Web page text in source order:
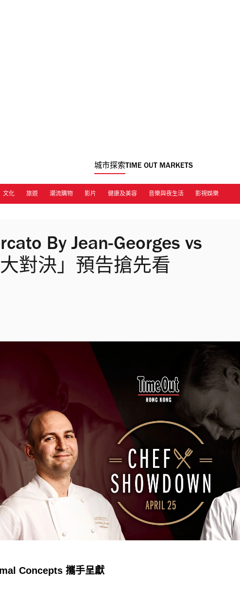
城市探索TIME OUT MARKETS
文化 旅遊 潮流購物 影片 健康及美容 音樂與夜生活 影視娛樂
By Jean-Georges vs
對決」預告搶先看
Concepts 攜手呈獻